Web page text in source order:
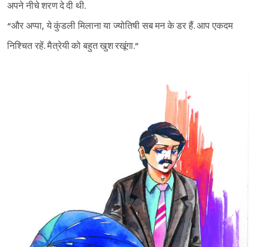
अपने नीचे शरण दे दी थी.
“और अप्पा, ये कुंडली मिलाना या ज्योतिषी सब मन के डर हैं. आप एकदम
निश्‍चित रहें. मैत्रेयी को बहुत खुश रखूंगा.”